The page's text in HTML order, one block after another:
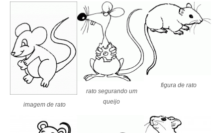
imagem de rato
rato segurando um
queijo
figura de rato